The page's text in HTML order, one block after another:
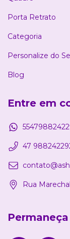
Porta Retrato
Categoria
Personalize do
Blog
Entre em
47
Rua